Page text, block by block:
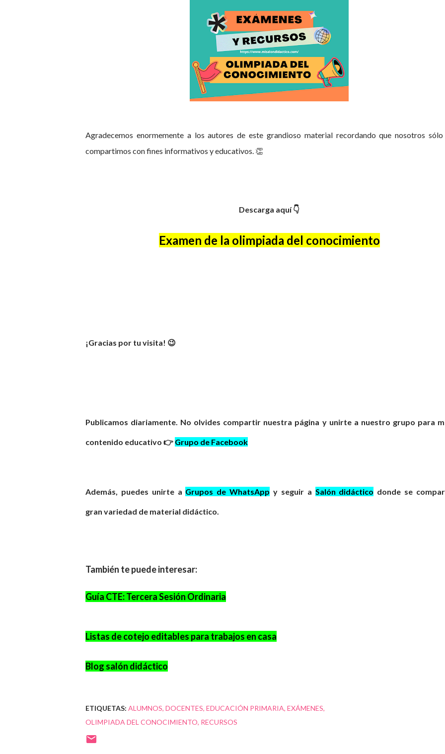
Agradecemos enormemente a los autores de este grandioso material recordando que nosotros
compartimos con fines informativos y educativos. 👏
Descarga aquí 👇
Examen de la olimpiada del conocimiento
¡Gracias por tu visita! 😉
Publicamos diariamente. No olvides compartir nuestra página y unirte a nuestro grupo para
contenido educativo 👉 Grupo de Facebook
Además, puedes unirte a Grupos de WhatsApp y seguir a Salón didáctico donde se
gran variedad de material didáctico.
También te puede interesar:
Guía CTE: Tercera Sesión Ordinaria
Listas de cotejo editables para trabajos en casa
Blog salón didáctico
ETIQUETAS: ALUMNOS DOCENTES EDUCACIÓN PRIMARIA EXÁMENES
OLIMPIADA DEL CONOCIMIENTO RECURSOS